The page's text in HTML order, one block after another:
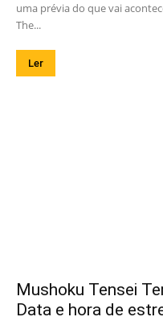
uma prévia do que vai
The...
Ler
Mushoku Tensei
Data e hora de